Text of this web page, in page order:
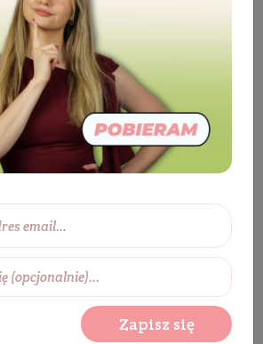
Twarz
SUN LOVER Olejek do twarzy
i super owocami
BESTSELLER
Zapisz się